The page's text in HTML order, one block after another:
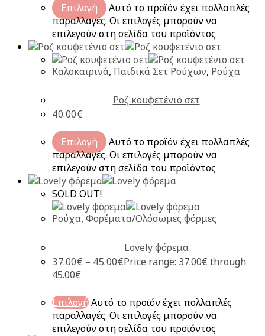
Επιλογή
Αυτό το προϊόν έχει πολλαπλές
παραλλαγές. Οι επιλογές μπορούν να
επιλεγούν στη σελίδα του προϊόντος
Καλοκαιρινά, Παιδικά Σετ Ρούχων, Ρούχα
Ροζ κουφετένιο σετ
40.00€
Επιλογή
Αυτό το προϊόν έχει πολλαπλές
παραλλαγές. Οι επιλογές μπορούν να
επιλεγούν στη σελίδα του προϊόντος
SOLD OUT!
Ρούχα, Φορέματα/Ολόσωμες φόρμες
Lovely φόρεμα
37.00€ – 45.00€Price range: 37.00€ through
45.00€
ΕπιλογήΑυτό το προϊόν έχει πολλαπλές
παραλλαγές. Οι επιλογές μπορούν να
επιλεγούν στη σελίδα του προϊόντος